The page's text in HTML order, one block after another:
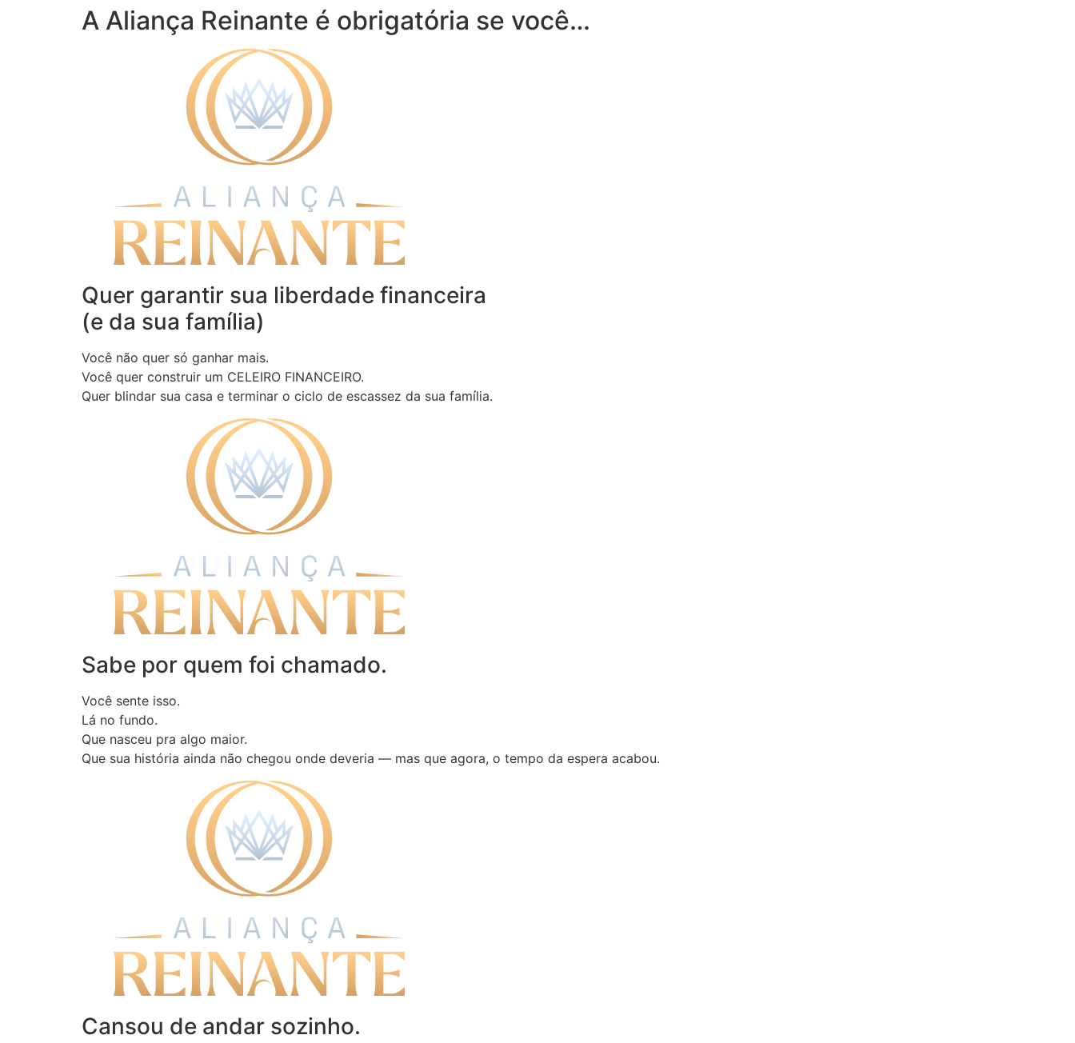
A Aliança Reinante é obrigatória se você…
Quer garantir sua liberdade financeira
(e da sua família)
Você não quer só ganhar mais.
Você quer construir um CELEIRO FINANCEIRO.
Quer blindar sua casa e terminar o ciclo de escassez da sua família.
Sabe por quem foi chamado.
Você sente isso.
Lá no fundo.
Que nasceu pra algo maior.
Que sua história ainda não chegou onde deveria — mas que agora, o tempo da espera acabou.
Cansou de andar sozinho.